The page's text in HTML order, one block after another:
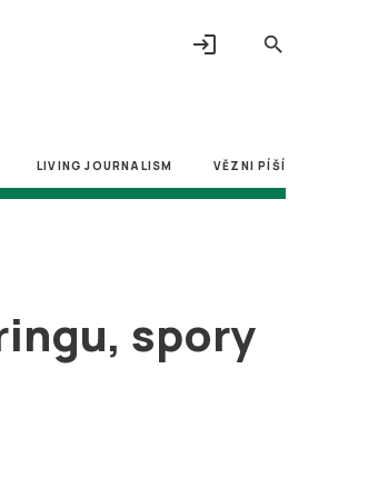
search
login
LIVING JOURNALISM VĚZNI PÍŠÍ
spory